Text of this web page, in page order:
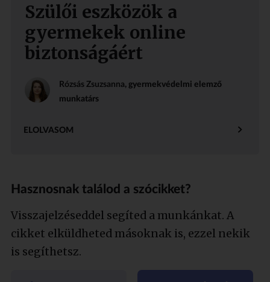
Szülői eszközök a
gyermekek online
biztonságáért
Rózsás Zsuzsanna, gyermekvédelmi elemző
munkatárs
ELOLVASOM
Hasznosnak találod a szócikket?
Visszajelzéseddel segíted a munkánkat. A
cikket elküldheted másoknak is, ezzel nekik
is segíthetsz.